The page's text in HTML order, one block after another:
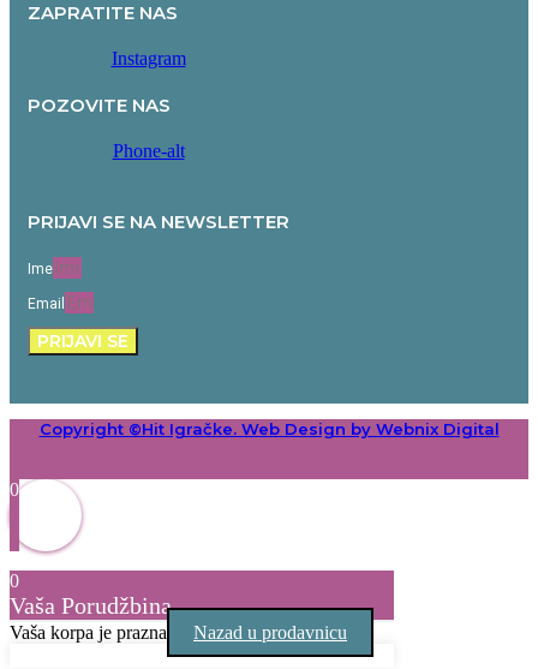
ZAPRATITE NAS
Instagram
POZOVITE NAS
Phone-alt
PRIJAVI SE NA NEWSLETTER
Ime
Email
PRIJAVI SE
Copyright ©Hit Igračke. Web Design by Webnix Digital
0
0
Vaša Porudžbina
Vaša korpa je prazna Nazad u prodavnicu